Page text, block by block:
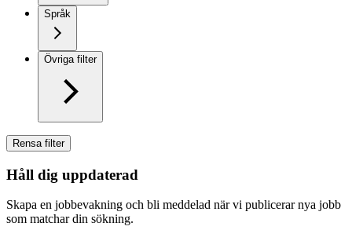
Språk
Övriga filter
Rensa filter
Håll dig uppdaterad
Skapa en jobbevakning och bli meddelad när vi publicerar nya jobb
som matchar din sökning.